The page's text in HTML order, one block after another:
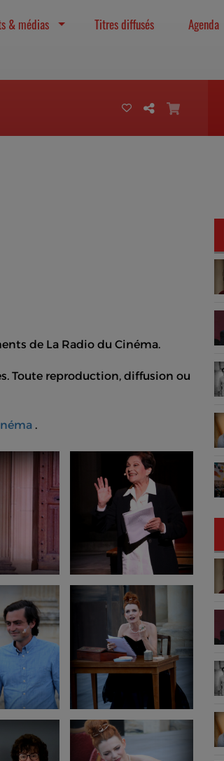
& médias Titres diffusés Agenda
de La Radio du Cinéma.
Toute reproduction, diffusion ou
.